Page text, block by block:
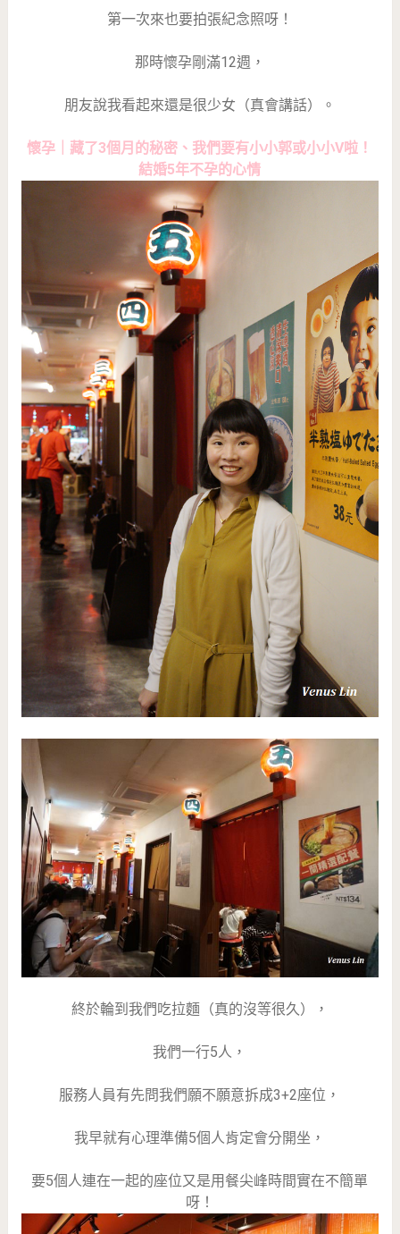
第一次來也要拍張紀念照呀！
那時懷孕剛滿12週，
朋友說我看起來還是很少女（真會講話）。
懷孕｜藏了3個月的秘密、我們要有小小郭或小小V啦！
結婚5年不孕的心情
終於輪到我們吃拉麵（真的沒等很久），
我們一行5人，
服務人員有先問我們願不願意拆成3+2座位，
我早就有心理準備5個人肯定會分開坐，
要5個人連在一起的座位又是用餐尖峰時間實在不簡單
呀！